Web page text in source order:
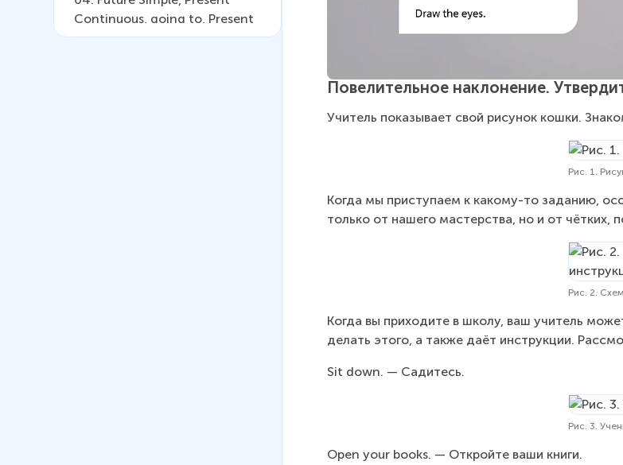
Continuous, going to, Present
Simple to express future
Повелительное наклонение.
Учитель показывает свой рисунок кошки.
Рис. 1.
Когда мы приступаем к какому-то заданию,
только от нашего мастерства, но и от чётких,
Рис. 2.
Когда вы приходите в школу, ваш учитель
делать этого, а также даёт инструкции.
Sit down. — Садитесь.
Рис. 3.
Open your books. — Откройте ваши книги.